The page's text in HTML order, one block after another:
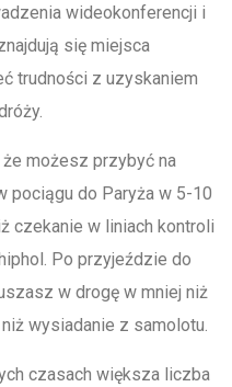
wideokonferencji i
się miejsca
trudności z uzyskaniem
możesz przybyć na
pociągu do Paryża w 5-10
czekanie w liniach kontroli
Po przyjeździe do
w drogę w mniej niż
wysiadanie z samolotu.
czasach większa liczba